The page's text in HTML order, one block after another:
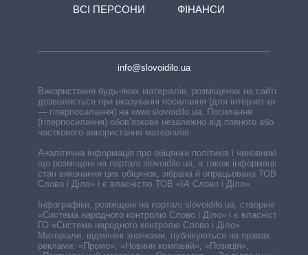
ВСІ ПЕРСОНИ
ФІНАНСИ
info@slovoidilo.ua
Використання будь-яких матеріалів, розміщених на сайті,
дозволяється при вказуванні посилання (для інтернет-видань
— гіперпосилання) на www.slovoidilo.ua. Посилання
(гіперпосилання) обов’язкове незалежно від повного або
часткового використання матеріалів.
Аналітична інформація про обіцянки політиків і чиновників,
що розміщені на порталі slovoidilo.ua, а також інформація про
стан виконання цих обіцянок, зібрана й опрацьована ТОВ «ІА
Слово і Діло» і є власністю ТОВ «ІА Слово і Діло».
Інфографіки, розміщені на порталі slovoidilo.ua, створені ГО
«Система народного контролю Слово і Діло» і є власністю
ГО «Система народного контролю Слово і Діло».
Матеріали, відмічені значками, публікуються на правах
реклами: «Промо», «Новини компаній», «Позиція»,